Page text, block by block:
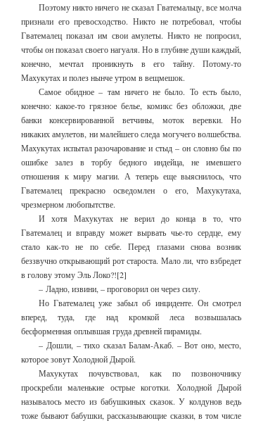
Поэтому никто ничего не сказал Гватемальцу, все молча
признали его превосходство. Никто не потребовал, чтобы
Гватемалец показал им свои амулеты. Никто не попросил,
чтобы он показал своего нагуаля. Но в глубине души каждый,
конечно, мечтал проникнуть в его тайну. Потому-то
Махукутах и полез нынче утром в вещмешок.
Самое обидное – там ничего не было. То есть было,
конечно: какое-то грязное белье, комикс без обложки, две
банки консервированной ветчины, моток веревки. Но
никаких амулетов, ни малейшего следа могучего волшебства.
Махукутах испытал разочарование и стыд – он словно бы по
ошибке залез в торбу бедного индейца, не имевшего
отношения к миру магии. А теперь еще выяснилось, что
Гватемалец прекрасно осведомлен о его, Махукутаха,
чрезмерном любопытстве.
И хотя Махукутах не верил до конца в то, что
Гватемалец и вправду может вырвать чье-то сердце, ему
стало как-то не по себе. Перед глазами снова возник
беззвучно открывающий рот староста. Мало ли, что взбредет
в голову этому Эль Локо?![2]
– Ладно, извини, – проговорил он через силу.
Но Гватемалец уже забыл об инциденте. Он смотрел
вперед, туда, где над кромкой леса возвышалась
бесформенная оплывшая груда древней пирамиды.
– Дошли, – тихо сказал Балам-Акаб. – Вот оно, место,
которое зовут Холодной Дырой.
Махукутах почувствовал, как по позвоночнику
проскребли маленькие острые коготки. Холодной Дырой
называлось место из бабушкиных сказок. У колдунов ведь
тоже бывают бабушки, рассказывающие сказки, в том числе